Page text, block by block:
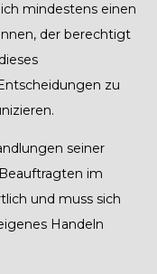
mindestens einen
der berechtigt
zu
seiner
im
und muss sich
Handeln